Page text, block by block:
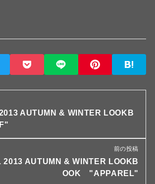
AUTUMN & WINTER LOOKB
前の投稿
2013 AUTUMN & WINTER LOOKB
OOK "APPAREL"